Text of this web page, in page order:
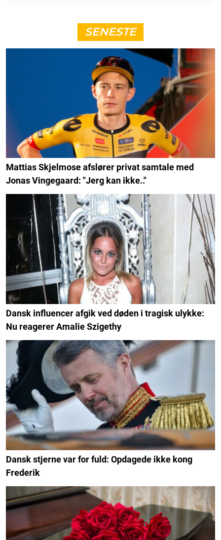
SENESTE
Mattias Skjelmose afslører privat samtale med
Jonas Vingegaard: "Jerg kan ikke.."
Dansk influencer afgik ved døden i tragisk ulykke:
Nu reagerer Amalie Szigethy
Dansk stjerne var for fuld: Opdagede ikke kong
Frederik